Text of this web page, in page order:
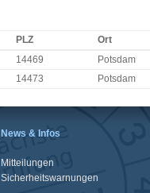
PLZ
Ort
14469
Potsdam
14473 Potsdam
News & Infos
Mitteilungen
Sicherheitswarnungen